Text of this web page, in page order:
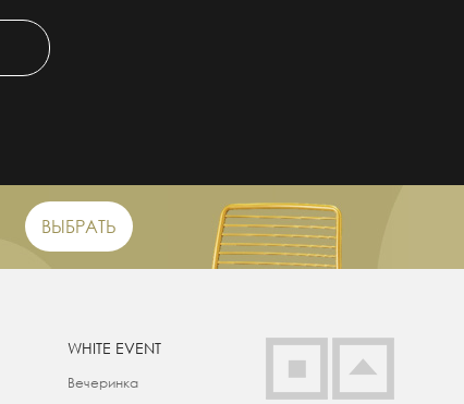
ВЫБРАТЬ
WHITE EVENT
Вечеринка